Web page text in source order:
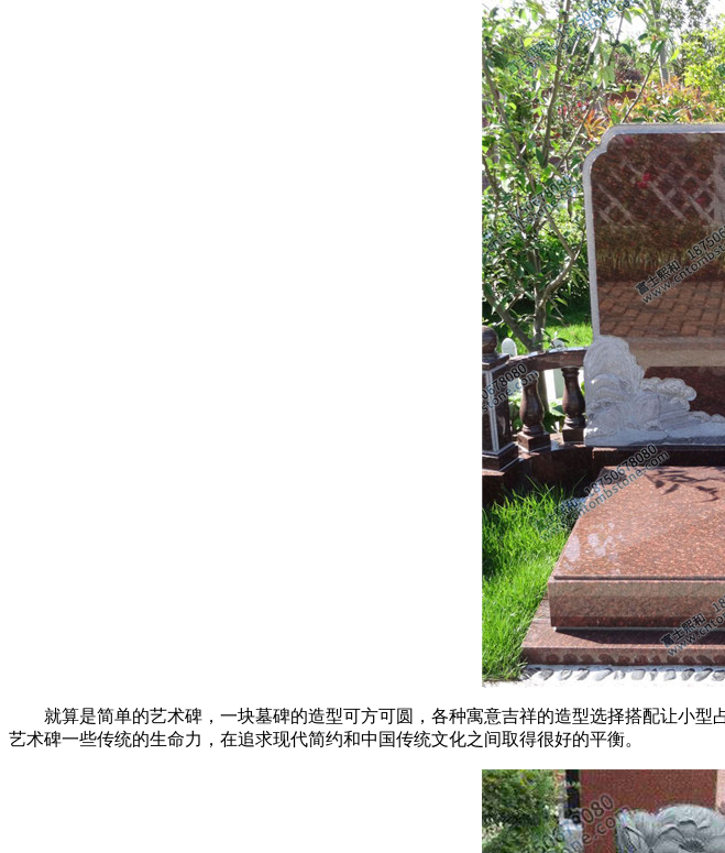
就算是简单的艺术碑，一块墓碑的造型可方可圆，各种寓意吉祥的造型选择搭配让小
艺术碑一些传统的生命力，在追求现代简约和中国传统文化之间取得很好的平衡。